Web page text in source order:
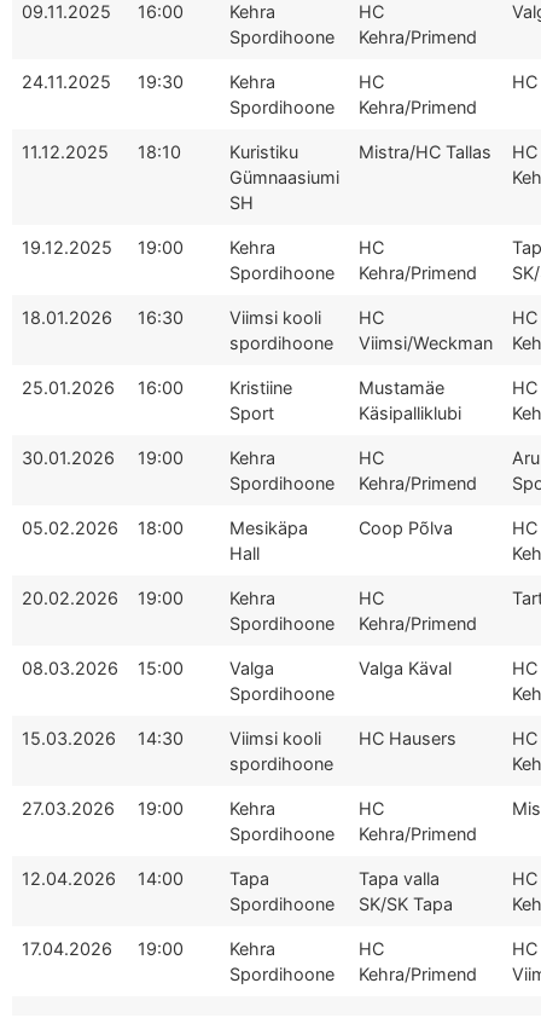
09.11.2025 16:00
Kehra
Spordihoone
HC
Kehra/Primend
24.11.2025 19:30
Kehra
Spordihoone
HC
Kehra/Primend
11.12.2025 18:10
Kuristiku
Gümnaasiumi
SH
Mistra/HC Tallas
HC
19.12.2025 19:00
Kehra
Spordihoone
HC
Kehra/Primend
18.01.2026 16:30
Viimsi kooli
spordihoone
HC
Viimsi/Weckman
HC
25.01.2026 16:00
Kristiine
Sport
Mustamäe
Käsipalliklubi
HC
30.01.2026 19:00
Kehra
Spordihoone
HC
Kehra/Primend
05.02.2026 18:00
Mesikäpa
Hall
Coop Põlva
HC
20.02.2026 19:00
Kehra
Spordihoone
HC
Kehra/Primend
08.03.2026 15:00
Valga
Spordihoone
Valga Käval
HC
15.03.2026 14:30
Viimsi kooli
spordihoone
HC Hausers
HC
27.03.2026 19:00
Kehra
Spordihoone
HC
Kehra/Primend
12.04.2026 14:00
Tapa
Spordihoone
Tapa valla
SK/SK Tapa
HC
17.04.2026 19:00
Kehra
Spordihoone
HC
Kehra/Primend
HC